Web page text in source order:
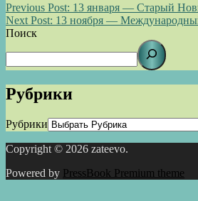
Previous Post: 13 января — Старый
Next Post: 13 ноября —
Поиск
Рубрики
Рубрики
Copyright © 2026 zateevo.
Powered by PressBook Premium theme